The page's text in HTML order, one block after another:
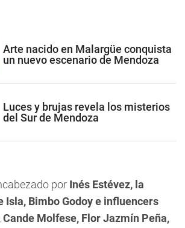
Arte nacido en Malargüe conquista
un nuevo escenario de Mendoza
Luces y brujas revela los misterios
del Sur de Mendoza
por Inés Estévez, la
Isla, Bimbo Godoy e influencers
Molfese, Flor Jazmín Peña,